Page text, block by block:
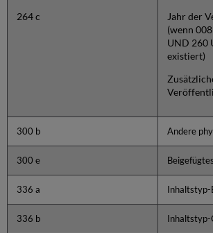
264 c
Jahr der
(wenn
UND 260
existiert)
300 b Andere
300 e
336 a
336 b Inhaltstyp-